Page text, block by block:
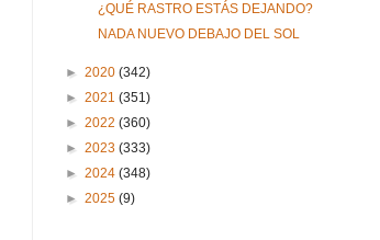
¿QUÉ RASTRO ESTÁS DEJANDO?
NADA NUEVO DEBAJO DEL SOL
► 2020 (342)
► 2021 (351)
► 2022 (360)
► 2023 (333)
► 2024 (348)
► 2025 (9)